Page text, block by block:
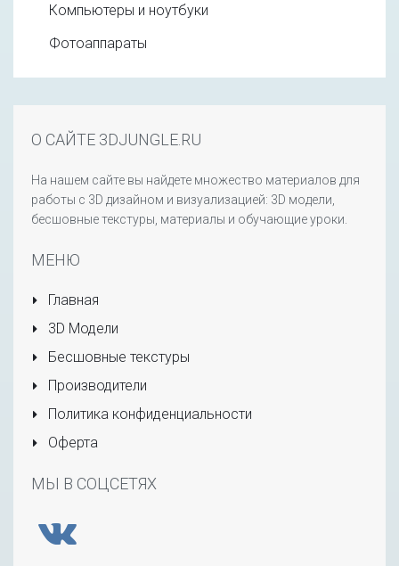
Компьютеры и ноутбуки
Фотоаппараты
О САЙТЕ 3DJUNGLE.RU
На нашем сайте вы найдете множество материалов для
работы с 3D дизайном и визуализацией: 3D модели,
бесшовные текстуры, материалы и обучающие уроки.
МЕНЮ
Главная
3D Модели
Бесшовные текстуры
Производители
Политика конфиденциальности
Оферта
МЫ В СОЦСЕТЯХ